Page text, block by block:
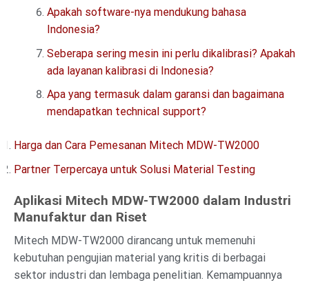
Apakah software-nya mendukung bahasa
Indonesia?
Seberapa sering mesin ini perlu dikalibrasi? Apakah
ada layanan kalibrasi di Indonesia?
Apa yang termasuk dalam garansi dan bagaimana
mendapatkan technical support?
Harga dan Cara Pemesanan Mitech MDW-TW2000
Partner Terpercaya untuk Solusi Material Testing
Aplikasi Mitech MDW-TW2000 dalam Industri
Manufaktur dan Riset
Mitech MDW-TW2000 dirancang untuk memenuhi
kebutuhan pengujian material yang kritis di berbagai
sektor industri dan lembaga penelitian. Kemampuannya